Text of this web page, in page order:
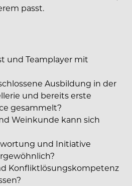
passt.
und Teamplayer mit
Ausbildung in der
und bereits erste
gesammelt?
Weinkunde kann sich
und Initiative
Konfliktlösungskompetenz